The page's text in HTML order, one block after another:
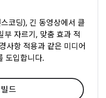
코딩), 긴 동영상에서 클
부 자르기, 맞춤 효과 적
사항 적용과 같은 미디어
도입합니다.
드